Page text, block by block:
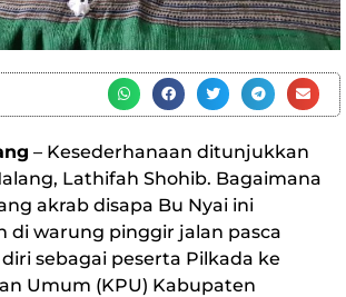
– Kesederhanaan ditunjukkan
Lathifah Shohib. Bagaimana
akrab disapa Bu Nyai ini
di warung pinggir jalan pasca
sebagai peserta Pilkada ke
Umum (KPU) Kabupaten